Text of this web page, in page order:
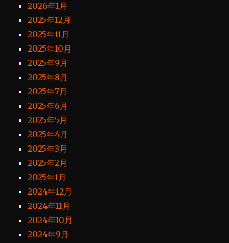
2026年1月
2025年12月
2025年11月
2025年10月
2025年9月
2025年8月
2025年7月
2025年6月
2025年5月
2025年4月
2025年3月
2025年2月
2025年1月
2024年12月
2024年11月
2024年10月
2024年9月